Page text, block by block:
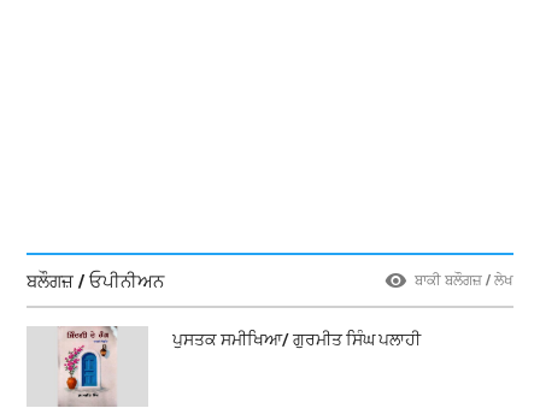
ਬਲੌਗਜ਼ / ਓਪੀਨੀਅਨ ਬਾਕੀ ਬਲੌਗਜ਼ / ਲੇਖ
ਪੁਸਤਕ ਸਮੀਖਿਆ/ ਗੁਰਮੀਤ ਸਿੰਘ ਪਲਾਹੀ